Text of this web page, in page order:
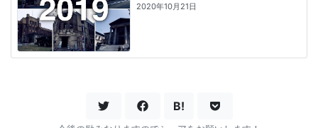
2020年10月21日
B!